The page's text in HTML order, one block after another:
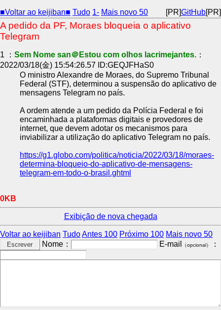
■Voltar ao keijiban■ Tudo 1- Mais novo 50 [PR]GitHub[PR]
A pedido da PF, Moraes bloqueia o aplicativo
Telegram
1 ： Sem Nome san＠Estou com olhos lacrimejantes. ：
2022/03/18(金) 15:54:26.57 ID:GEQJFHaS0
O ministro Alexandre de Moraes, do Supremo Tribunal
Federal (STF), determinou a suspensão do aplicativo de
mensagens Telegram no país.
A ordem atende a um pedido da Polícia Federal e foi
encaminhada a plataformas digitais e provedores de
internet, que devem adotar os mecanismos para
inviabilizar a utilização do aplicativo Telegram no país.
https://g1.globo.com/politica/noticia/2022/03/18/moraes-
determina-bloqueio-do-aplicativo-de-mensagens-
telegram-em-todo-o-brasil.ghtml
0KB
Exibição de nova chegada
Voltar ao keijiban TudoAntes 100 Próximo 100 Mais novo 50
Nome：
E-mail （opcional） ：